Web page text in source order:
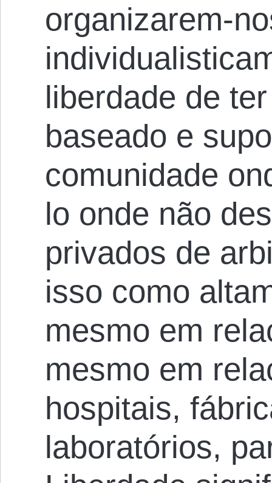
organizarem-
liberdade de
baseado e
comunidade
lo onde não
privados de
isso como
mesmo em
mesmo em
hospitais,
laboratórios,